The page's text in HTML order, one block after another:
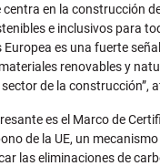
en la construcción
e inclusivos para
Europea es una fuerte
renovables y
de la construcción”,
es el Marco de
de la UE, un
las eliminaciones de